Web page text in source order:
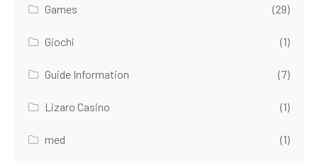
Games (29)
Giochi (1)
Guide Information (7)
Lizaro Casino (1)
med (1)